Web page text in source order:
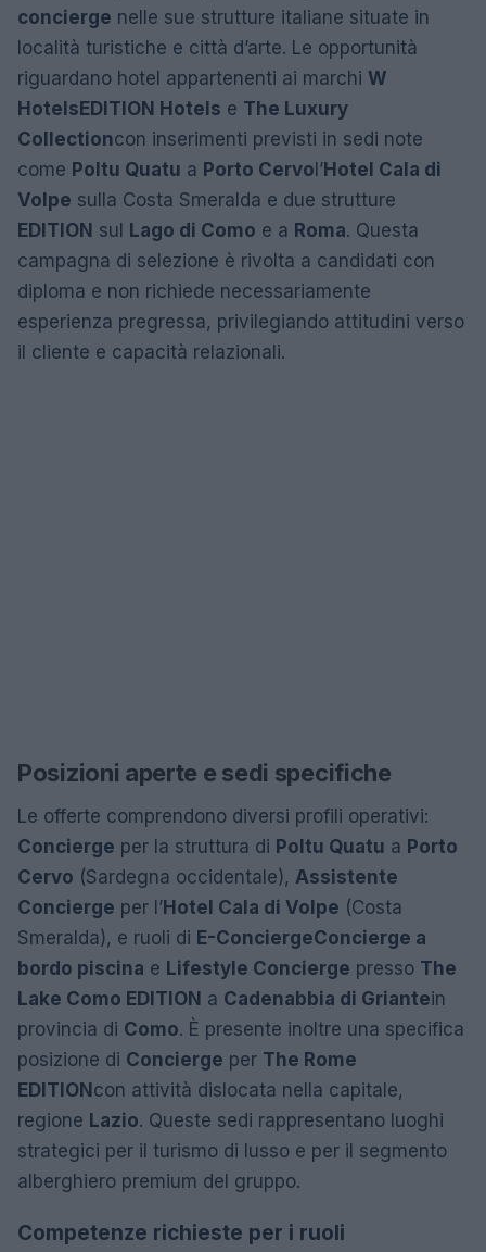
concierge nelle sue strutture italiane situate in
località turistiche e città d’arte. Le opportunità
riguardano hotel appartenenti ai marchi W
Hotels EDITION Hotels e The Luxury
Collectioncon inserimenti previsti in sedi note
come Poltu Quatu a Porto Cervo l’Hotel Cala di
Volpe sulla Costa Smeralda e due strutture
EDITION sul Lago di Como e a Roma. Questa
campagna di selezione è rivolta a candidati con
diploma e non richiede necessariamente
esperienza pregressa, privilegiando attitudini verso
il cliente e capacità relazionali.
Posizioni aperte e sedi specifiche
Le offerte comprendono diversi profili operativi:
Concierge per la struttura di Poltu Quatu a Porto
Cervo (Sardegna occidentale), Assistente
Concierge per l’Hotel Cala di Volpe (Costa
Smeralda), e ruoli di E-ConciergeConcierge a
bordo piscina e Lifestyle Concierge presso The
Lake Como EDITION a Cadenabbia di Griantein
provincia di Como. È presente inoltre una specifica
posizione di Concierge per The Rome
EDITION con attività dislocata nella capitale,
regione Lazio. Queste sedi rappresentano luoghi
strategici per il turismo di lusso e per il segmento
alberghiero premium del gruppo.
Competenze richieste per i ruoli